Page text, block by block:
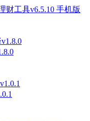
财工具v6.5.10 手机版